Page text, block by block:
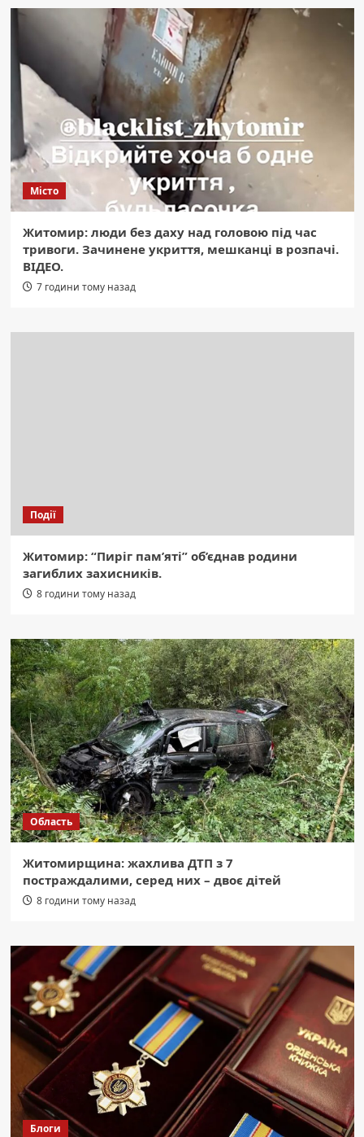
Місто
Житомир: люди без даху над головою під час
тривоги. Зачинене укриття, мешканці в розпачі.
ВІДЕО.
7 години тому назад
Події
Житомир: “Пиріг пам’яті” об’єднав родини
загиблих захисників.
8 години тому назад
Область
Житомирщина: жахлива ДТП з 7
постраждалими, серед них – двоє дітей
8 години тому назад
Блоги